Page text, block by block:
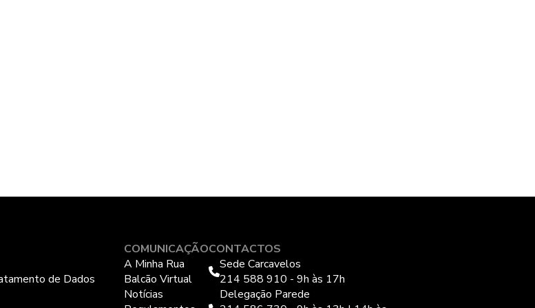
de Dados
COMUNICAÇÃO
A Minha Rua
Balcão Virtual
Notícias
CONTACTOS
Sede Carcavelos
214 588 910 - 9h às 17h
Delegação Parede